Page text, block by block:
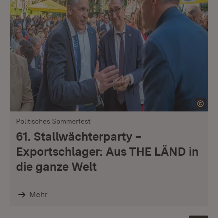
Politisches Sommerfest
61. Stallwächterparty –
Exportschlager: Aus THE LÄND in
die ganze Welt
Mehr